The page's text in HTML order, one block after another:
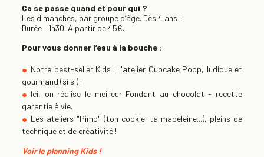
Ça se passe quand et pour qui ?
Les dimanches, par groupe d’âge. Dès 4 ans !
Durée : 1h30. À partir de 45€.
Pour vous donner l’eau à la bouche :
Notre best-seller Kids : l'atelier Cupcake Poop, ludique et
gourmand (si si) !
Ici, on réalise le meilleur Fondant au chocolat - recette
garantie à vie.
Les ateliers "Pimp" (ton cookie, ta madeleine...), pleins de
technique et de créativité !
Voir le planning Kids !